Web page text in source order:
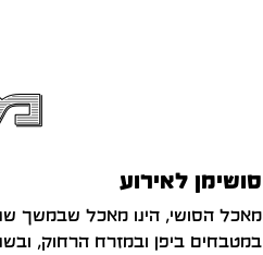
סושימן לאירוע
מאכל הסושי, הינו מאכל שבמשך
במטבחים ביפן ובמזרח הרחוק,